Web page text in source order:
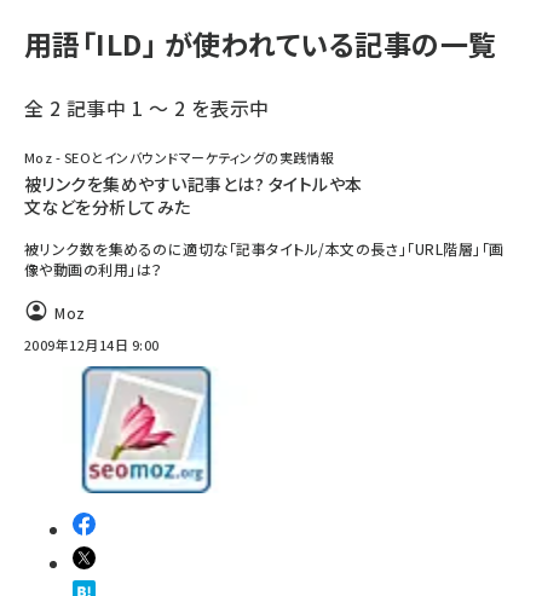
用語「ILD」 が使われている記事の一覧
全 2 記事中 1 ～ 2 を表示中
Moz - SEOとインバウンドマーケティングの実践情報
被リンクを集めやすい記事とは? タイトルや本
文などを分析してみた
被リンク数を集めるのに適切な「記事タイトル/本文の長さ」「URL階層」「画
像や動画の利用」は？
Moz
2009年12月14日 9:00